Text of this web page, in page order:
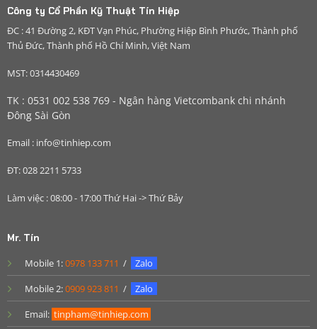
Công ty Cổ Phần Kỹ Thuật Tín Hiệp
ĐC : 41 Đường 2, KĐT Vạn Phúc, Phường Hiệp Bình Phước, Thành phố
Thủ Đức, Thành phố Hồ Chí Minh, Việt Nam
MST: 0314430469
TK : 0531 002 538 769 - Ngân hàng Vietcombank chi nhánh
Đông Sài Gòn
Email : info@tinhiep.com
ĐT: 028 2211 5733
Làm việc : 08:00 - 17:00 Thứ Hai -> Thứ Bảy
Mr. Tín
Mobile 1:0978 133 711 /
Zalo
Mobile 2:0909 923 811 /
Zalo
Email: tinpham@tinhiep.com